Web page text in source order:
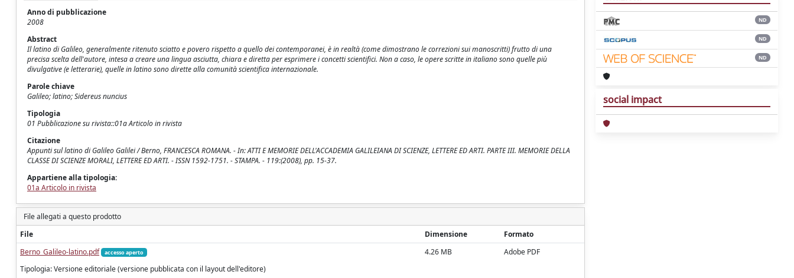
Anno di pubblicazione
2008
Abstract
Il latino di Galileo, generalmente ritenuto sciatto e povero rispetto a quello dei contemporanei, è in realtà (come dimostrano le correzioni sui manoscritti) frutto di una
precisa scelta dell'autore, intesa a creare una lingua asciutta, chiara e diretta per esprimere i concetti scientifici. Non a caso, le opere scritte in italiano sono quelle più
divulgative (e letterarie), quelle in latino sono dirette alla comunità scientifica internazionale.
Parole chiave
Galileo; latino; Sidereus nuncius
Tipologia
01 Pubblicazione su rivista::01a Articolo in rivista
Citazione
Appunti sul latino di Galileo Galilei / Berno, FRANCESCA ROMANA. - In: ATTI E MEMORIE DELL'ACCADEMIA GALILEIANA DI SCIENZE, LETTERE ED ARTI. PARTE III. MEMORIE DELLA
CLASSE DI SCIENZE MORALI, LETTERE ED ARTI. - ISSN 1592-1751. - STAMPA. - 119:(2008), pp. 15-37.
Appartiene alla tipologia:
01a Articolo in rivista
File allegati a questo prodotto
File
Dimensione
Formato
Berno_Galileo-latino.pdf
accesso aperto
Tipologia: Versione editoriale (versione pubblicata con il layout dell'editore)
4.26 MB Adobe PDF
ND
ND
ND
social impact